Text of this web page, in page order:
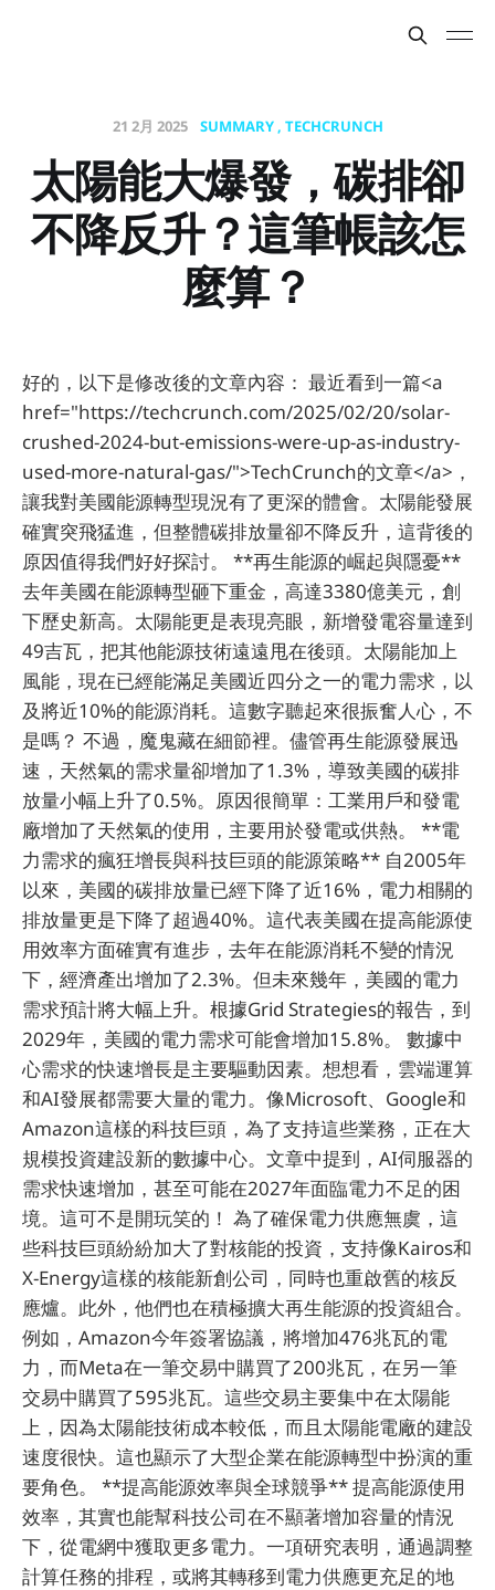
21 2月 2025 SUMMARY TECHCRUNCH
太陽能大爆發，碳排卻
不降反升？這筆帳該怎
麼算？
好的，以下是修改後的文章內容： 最近看到一篇<a
href="https://techcrunch.com/2025/02/20/solar-
crushed-2024-but-emissions-were-up-as-industry-
used-more-natural-gas/">TechCrunch的文章</a>，
讓我對美國能源轉型現況有了更深的體會。太陽能發展
確實突飛猛進，但整體碳排放量卻不降反升，這背後的
原因值得我們好好探討。 **再生能源的崛起與隱憂**
去年美國在能源轉型砸下重金，高達3380億美元，創
下歷史新高。太陽能更是表現亮眼，新增發電容量達到
49吉瓦，把其他能源技術遠遠甩在後頭。太陽能加上
風能，現在已經能滿足美國近四分之一的電力需求，以
及將近10%的能源消耗。這數字聽起來很振奮人心，不
是嗎？ 不過，魔鬼藏在細節裡。儘管再生能源發展迅
速，天然氣的需求量卻增加了1.3%，導致美國的碳排
放量小幅上升了0.5%。原因很簡單：工業用戶和發電
廠增加了天然氣的使用，主要用於發電或供熱。 **電
力需求的瘋狂增長與科技巨頭的能源策略** 自2005年
以來，美國的碳排放量已經下降了近16%，電力相關的
排放量更是下降了超過40%。這代表美國在提高能源使
用效率方面確實有進步，去年在能源消耗不變的情況
下，經濟產出增加了2.3%。但未來幾年，美國的電力
需求預計將大幅上升。根據Grid Strategies的報告，到
2029年，美國的電力需求可能會增加15.8%。 數據中
心需求的快速增長是主要驅動因素。想想看，雲端運算
和AI發展都需要大量的電力。像Microsoft、Google和
Amazon這樣的科技巨頭，為了支持這些業務，正在大
規模投資建設新的數據中心。文章中提到，AI伺服器的
需求快速增加，甚至可能在2027年面臨電力不足的困
境。這可不是開玩笑的！ 為了確保電力供應無虞，這
些科技巨頭紛紛加大了對核能的投資，支持像Kairos和
X-Energy這樣的核能新創公司，同時也重啟舊的核反
應爐。此外，他們也在積極擴大再生能源的投資組合。
例如，Amazon今年簽署協議，將增加476兆瓦的電
力，而Meta在一筆交易中購買了200兆瓦，在另一筆
交易中購買了595兆瓦。這些交易主要集中在太陽能
上，因為太陽能技術成本較低，而且太陽能電廠的建設
速度很快。這也顯示了大型企業在能源轉型中扮演的重
要角色。 **提高能源效率與全球競爭** 提高能源使用
效率，其實也能幫科技公司在不顯著增加容量的情況
下，從電網中獲取更多電力。一項研究表明，通過調整
計算任務的排程，或將其轉移到電力供應更充足的地